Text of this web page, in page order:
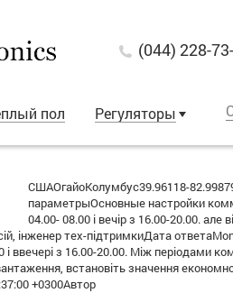
(044) 228-
пол Регуляторы
СШАОгайоКолумбус39.96118-
параметрыОсновные настройки
04.00- 08.00 і вечір з 16.00-20.00.
інженер тех-підтримкиДата
і ввечері з 16.00-20.00. Між
встановіть значення
+0300Автор